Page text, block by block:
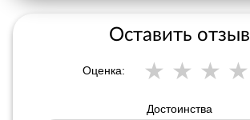
Оставить отзыв
Оценка:
Достоинства